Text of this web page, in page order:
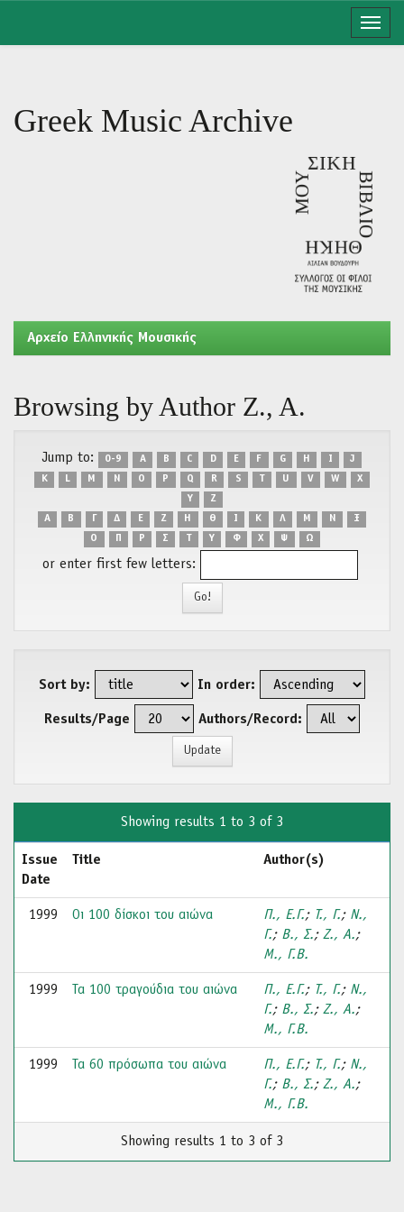
Greek Music Archive
Aρχείο Ελληνικής Μουσικής
Browsing by Author Ζ., Α.
Jump to: 0-9 A B C D E F G H I
J
K
L M N O P Q R S T U V W
X
Y
Z
Α
Β Γ Δ Ε Ζ Η Θ Ι Κ Λ Μ Ν
Ξ
Ο
Π Ρ Σ Τ Υ Φ Χ Ψ Ω
or enter first few letters:
Sort by: In order:
Results/Page Authors/Record:
Showing results 1 to 3 of 3
Issue
Date
Title Author(s)
1999 Οι 100 δίσκοι του αιώνα Π., Ε.Γ.; Τ., Γ.; Ν.,
Γ.; Β., Σ.; Ζ., Α.;
Μ., Γ.Β.
1999 Τα 100 τραγούδια του αιώνα Π., Ε.Γ.; Τ., Γ.; Ν.,
Γ.; Β., Σ.; Ζ., Α.;
Μ., Γ.Β.
1999 Τα 60 πρόσωπα του αιώνα Π., Ε.Γ.; Τ., Γ.; Ν.,
Γ.; Β., Σ.; Ζ., Α.;
Μ., Γ.Β.
Showing results 1 to 3 of 3